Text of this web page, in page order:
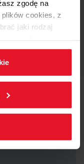
zgodę na
cookies, z
jaki rodzaj
przez Ciebie